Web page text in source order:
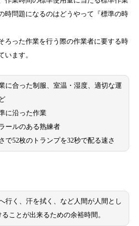
時問題になるのはどうやって『標準の時
ろった作業を行う際の作業者に要する時
います。
に合った制服、室温・湿度、適切な運
に沿った作業
ールのある熟練者
で52枚のトランプを32秒で配る速さ
行く、汗を拭く、など人間が人間とし
ことが出来るための余裕時間。